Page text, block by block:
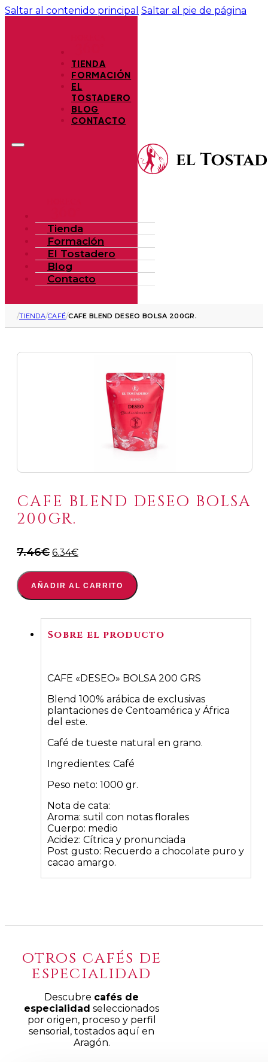
Saltar al contenido principal Saltar al pie de página
TIENDA
FORMACIÓN
EL
TOSTADERO
BLOG
CONTACTO
Tienda
Formación
El Tostadero
Blog
Contacto
/TIENDA/CAFÉ/CAFE BLEND DESEO BOLSA 200GR.
CAFE BLEND DESEO BOLSA
200GR.
7.46€El
era:
7.46€.
6.34€El
es:
6.34€.
AÑADIR AL CARRITO
Sobre el producto
CAFE «DESEO» BOLSA 200 GRS
Blend 100% arábica de exclusivas
plantaciones de Centoamérica y África
del este.
Café de tueste natural en grano.
Ingredientes: Café
Peso neto: 1000 gr.
Nota de cata:
Aroma: sutil con notas florales
Cuerpo: medio
Acidez: Cítrica y pronunciada
Post gusto: Recuerdo a chocolate puro y
cacao amargo.
otros cafés de
especialidad
Descubre cafés de
especialidad seleccionados
por origen, proceso y perfil
sensorial, tostados aquí en
Aragón.